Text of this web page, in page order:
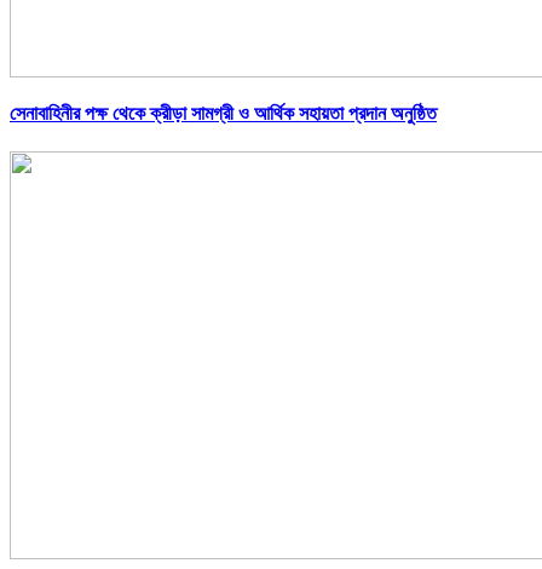
সেনাবাহিনীর পক্ষ থেকে ক্রীড়া সামগ্রী ও আর্থিক সহায়তা প্রদান অনুষ্ঠিত